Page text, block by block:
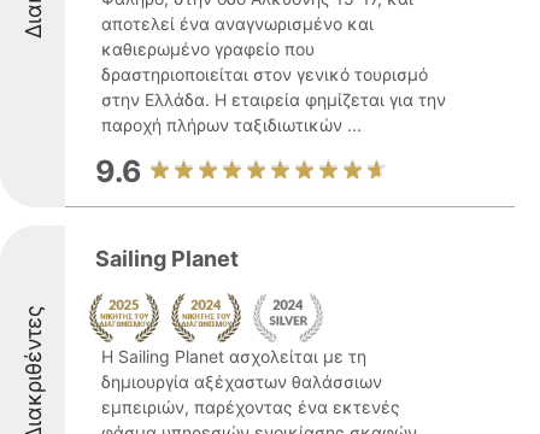
αποτελεί ένα αναγνωρισμένο και
καθιερωμένο γραφείο που
δραστηριοποιείται στον γενικό τουρισμό
στην Ελλάδα. Η εταιρεία φημίζεται για την
παροχή πλήρων ταξιδιωτικών ...
9.6
Διακριθέντες
Sailing Planet
Η Sailing Planet ασχολείται με τη
δημιουργία αξέχαστων θαλάσσιων
εμπειριών, παρέχοντας ένα εκτενές